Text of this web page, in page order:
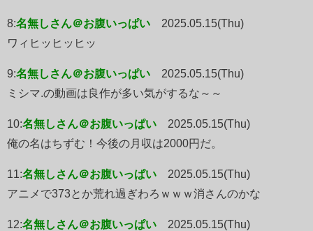
8:名無しさん＠お腹いっぱい
2025.05.15(Thu)
ワィヒッヒッヒッ
9:名無しさん＠お腹いっぱい
2025.05.15(Thu)
ミシマ.の動画は良作が多い気がするな～～
10:名無しさん＠お腹いっぱい
2025.05.15(Thu)
俺の名はちずむ！今後の月収は2000円だ。
11:名無しさん＠お腹いっぱい
2025.05.15(Thu)
アニメで373とか荒れ過ぎわろｗｗｗ消さんのかな
12:名無しさん＠お腹いっぱい
2025.05.15(Thu)